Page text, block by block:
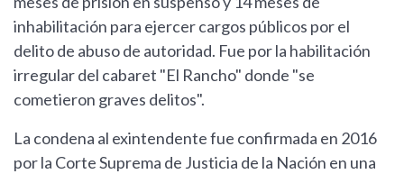
inhabilitación para ejercer cargos públicos por el
delito de abuso de autoridad. Fue por la habilitación
irregular del cabaret "El Rancho" donde "se
cometieron graves delitos".
La condena al exintendente fue confirmada en 2016
por la Corte Suprema de Justicia de la Nación en una